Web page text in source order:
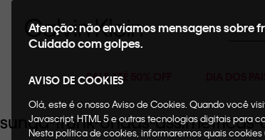
Buscar
SALE ATÉ 50% OFF
Atenção: não enviamos mensagens sobre
Cuidado com golpes.
AVISO DE COOKIES
Olá, este é o nosso Aviso de Cookies. Quando você
Javascript, HTML 5 e outras tecnologias digitais para
Nesta política de cookies, informaremos quais
sunga-trunk-ondas-